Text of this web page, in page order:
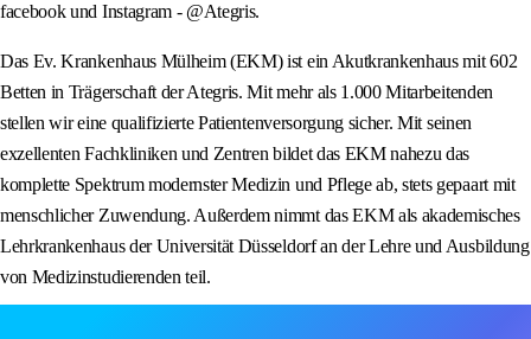
facebook und Instagram - @Ategris.
Das Ev. Krankenhaus Mülheim (EKM) ist ein Akutkrankenhaus mit 602
Betten in Trägerschaft der Ategris. Mit mehr als 1.000 Mitarbeitenden
stellen wir eine qualifizierte Patientenversorgung sicher. Mit seinen
exzellenten Fachkliniken und Zentren bildet das EKM nahezu das
komplette Spektrum modernster Medizin und Pflege ab, stets gepaart mit
menschlicher Zuwendung. Außerdem nimmt das EKM als akademisches
Lehrkrankenhaus der Universität Düsseldorf an der Lehre und Ausbildung
von Medizinstudierenden teil.